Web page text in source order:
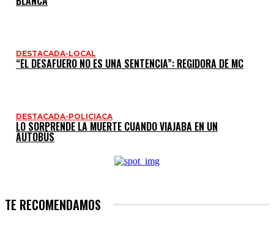
DESTACADA-LOCAL
“EL DESAFUERO NO ES UNA SENTENCIA”: REGIDORA DE MC
DESTACADA-POLICIACA
LO SORPRENDE LA MUERTE CUANDO VIAJABA EN UN
AUTOBÚS
TE RECOMENDAMOS